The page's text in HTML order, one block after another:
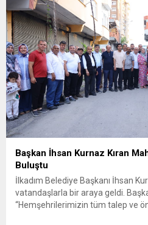
Başkan İhsan Kurnaz Kıran
Buluştu
İlkadım Belediye Başkanı İhsan
vatandaşlarla bir araya geldi.
“Hemşehrilerimizin tüm talep ve